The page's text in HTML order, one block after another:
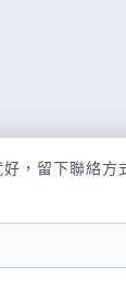
，留下聯絡方